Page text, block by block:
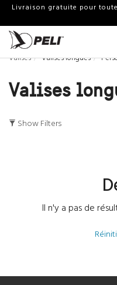
Livraison gratuite pour
Valises Valises longues
Valises
Show Filters
Il n'y a pas de